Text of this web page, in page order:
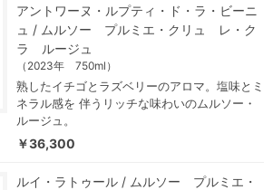
アントワーヌ・ルプティ・ド・ラ・ビーニ
ュ / ムルソー プルミエ・クリュ レ・ク
ラ ルージュ
（2023年 750ml）
熟したイチゴとラズベリーのアロマ。塩味とミ
ネラル感を 伴うリッチな味わいのムルソー・
ルージュ。
￥36,300
ルイ・ラトゥール / ムルソー プルミエ・